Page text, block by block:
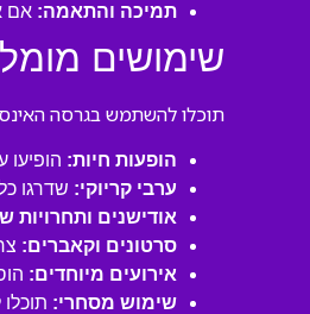
תמיכה והתאמה: אם
שימושים
תוכלו להשתמש בגרסה
הופעות חיות:
ערבי קריוקי: שדרגו
אודישנים ותחרויות
סרטונים וקאברים:
אירועים מיוחדים:
שימוש מסחרי: